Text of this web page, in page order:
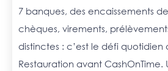
7 banques, des encaissements
chèques, virements,
distinctes : c’est le défi quotidien
Restauration avant CashOnTime.